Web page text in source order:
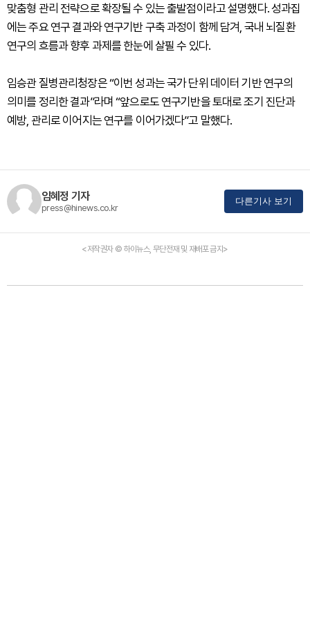
맞춤형 관리 전략으로 확장될 수 있는 출발점이라고 설명했다. 성과집
에는 주요 연구 결과와 연구기반 구축 과정이 함께 담겨, 국내 뇌질환
연구의 흐름과 향후 과제를 한눈에 살필 수 있다.
임승관 질병관리청장은 “이번 성과는 국가 단위 데이터 기반 연구의
의미를 정리한 결과”라며 “앞으로도 연구기반을 토대로 조기 진단과
예방, 관리로 이어지는 연구를 이어가겠다”고 말했다.
임혜정 기자
press@hinews.co.kr
다른기사 보기
<저작권자 © 하이뉴스, 무단전재 및 재배포 금지>